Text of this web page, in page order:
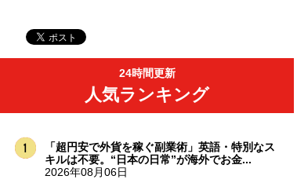
24時間更新
人気ランキング
「超円安で外貨を稼ぐ副業術」英語・特別なス
キルは不要。“日本の日常”が海外でお金...
2026年08月06日